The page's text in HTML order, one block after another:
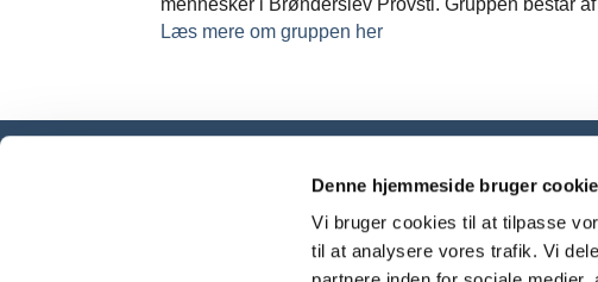
Denne hjemmeside bruger
Vi bruger cookies til at tilpasse
til at analysere vores trafik. Vi
mennesker i Brønderslev Provsti. Gruppen består
Læs mere om gruppen her